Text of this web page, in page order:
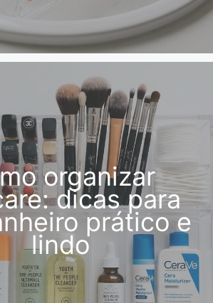
organizar
dicas para
prático e
lindo